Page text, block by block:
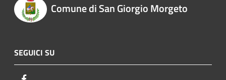
Comune di San Giorgio Morgeto
SEGUICI SU